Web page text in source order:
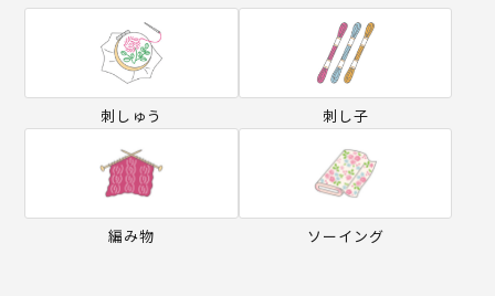
刺しゅう 刺し子
編み物 ソーイング